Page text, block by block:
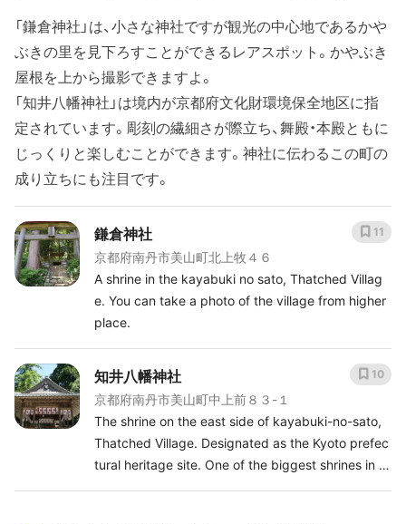
「鎌倉神社」は、小さな神社ですが観光の中心地であるかや
ぶきの里を見下ろすことができるレアスポット。かやぶき
屋根を上から撮影できますよ。
「知井八幡神社」は境内が京都府文化財環境保全地区に指
定されています。彫刻の繊細さが際立ち、舞殿・本殿ともに
じっくりと楽しむことができます。神社に伝わるこの町の
成り立ちにも注目です。
鎌倉神社
京都府南丹市美山町北上牧４６
A shrine in the kayabuki no sato, Thatched Villag
e. You can take a photo of the village from higher
place.
11
知井八幡神社
京都府南丹市美山町中上前８３-１
The shrine on the east side of kayabuki-no-sato,
Thatched Village. Designated as the Kyoto prefec
tural heritage site. One of the biggest shrines in M
10